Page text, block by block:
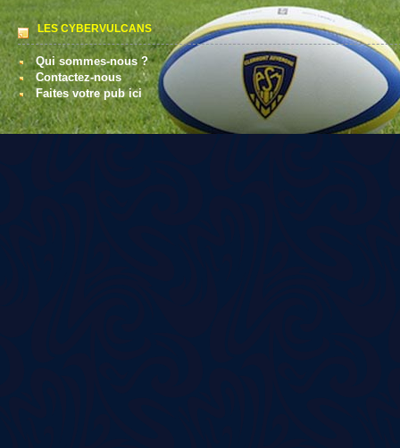
LES CYBERVULCANS
Qui sommes-nous ?
Contactez-nous
Faites votre pub ici